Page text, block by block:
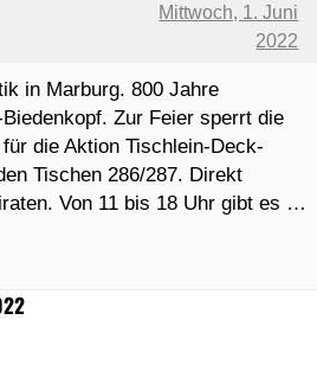
Mittwoch, 1. Juni
2022
in Marburg. 800 Jahre
Zur Feier sperrt die
die Aktion Tischlein-Deck-
Tischen 286/287. Direkt
Von 11 bis 18 Uhr gibt es …